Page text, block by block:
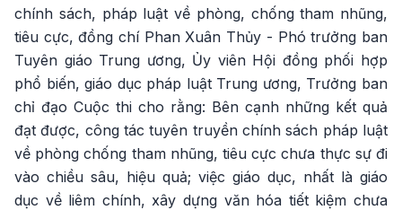
chính sách, pháp luật về phòng, chống tham nhũng,
tiêu cực, đồng chí Phan Xuân Thủy - Phó trưởng ban
Tuyên giáo Trung ương, Ủy viên Hội đồng phối hợp
phổ biến, giáo dục pháp luật Trung ương, Trưởng ban
chỉ đạo Cuộc thi cho rằng: Bên cạnh những kết quả
đạt được, công tác tuyên truyền chính sách pháp luật
về phòng chống tham nhũng, tiêu cực chưa thực sự đi
vào chiều sâu, hiệu quả; việc giáo dục, nhất là giáo
dục về liêm chính, xây dựng văn hóa tiết kiệm chưa